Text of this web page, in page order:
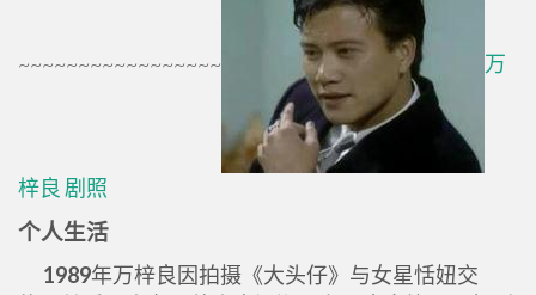
~~~~~~~~~~~~~~~~~ 万
梓良 剧照
个人生活
1989年万梓良因拍摄《大头仔》与女星恬妞交